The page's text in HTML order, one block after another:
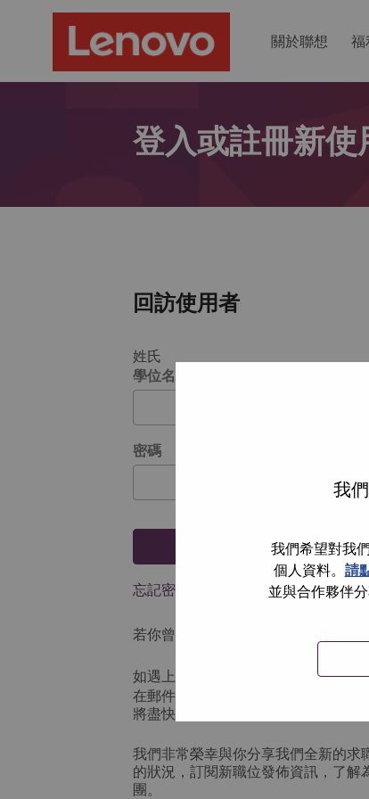
我
我們希望對我
個人資料。 請
並與合作夥伴
關於聯想 福
登入或註冊新使
回訪使用者
姓氏
學位名稱
密碼
登入
忘記密碼了？
若你曾使用你的電子郵件申請我們的
如遇上登入問題，或無法建立帳號
在郵件的主題寫上 “Application login
將盡快與你聯絡。
我們非常榮幸與你分享我們全新的求
的狀況，訂閱新職位發佈資訊，了
團。